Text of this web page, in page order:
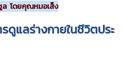
ล โดยคุณหมอเส็ง
ดูแลร่างกายในชีวิตประ